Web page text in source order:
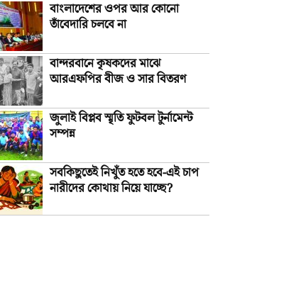
বাংলাদেশের ওপর আর কোনো
তাঁবেদারি চলবে না
বান্দরবানে কৃষকদের মাঝে
আরএফপির বীজ ও সার বিতরণ
জুলাই বিপ্লব স্মৃতি ফুটবল টুর্নামেন্ট
সম্পন্ন
সবকিছুতেই নিখুঁত হতে হবে-এই চাপ
নারীদের কোথায় নিয়ে যাচ্ছে?